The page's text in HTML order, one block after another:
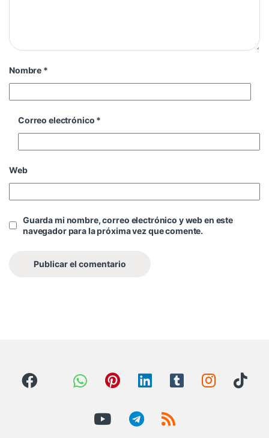
Nombre *
Correo electrónico *
Web
Guarda mi nombre, correo electrónico y web en este
navegador para la próxima vez que comente.